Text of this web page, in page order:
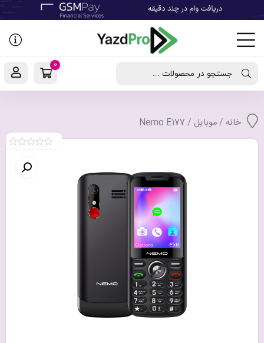
جستجو در محصولات ...
0
خانه /موبایل / Nemo E177